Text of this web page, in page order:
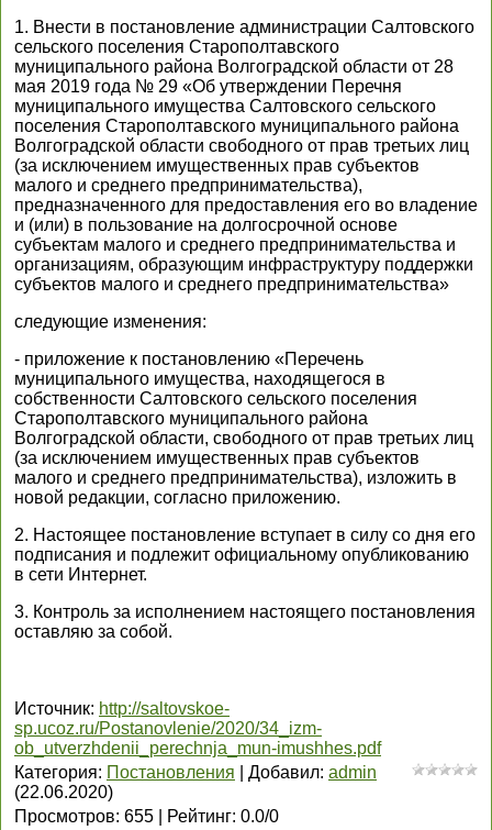
1. Внести в постановление администрации Салтовского
сельского поселения Старополтавского
муниципального района Волгоградской области от 28
мая 2019 года № 29 «Об утверждении Перечня
муниципального имущества Салтовского сельского
поселения Старополтавского муниципального района
Волгоградской области свободного от прав третьих лиц
(за исключением имущественных прав субъектов
малого и среднего предпринимательства),
предназначенного для предоставления его во владение
и (или) в пользование на долгосрочной основе
субъектам малого и среднего предпринимательства и
организациям, образующим инфраструктуру поддержки
субъектов малого и среднего предпринимательства»
следующие изменения:
- приложение к постановлению «Перечень
муниципального имущества, находящегося в
собственности Салтовского сельского поселения
Старополтавского муниципального района
Волгоградской области, свободного от прав третьих лиц
(за исключением имущественных прав субъектов
малого и среднего предпринимательства), изложить в
новой редакции, согласно приложению.
2. Настоящее постановление вступает в силу со дня его
подписания и подлежит официальному опубликованию
в сети Интернет.
3. Контроль за исполнением настоящего постановления
оставляю за собой.
Источник: http://saltovskoe-
sp.ucoz.ru/Postanovlenie/2020/34_izm-
ob_utverzhdenii_perechnja_mun-imushhes.pdf
Категория: Постановления Добавил: admin
(22.06.2020)
Просмотров: 655 Рейтинг: 0.0/0